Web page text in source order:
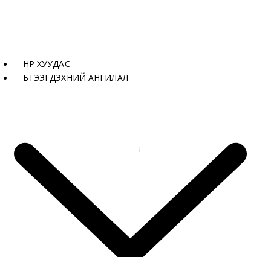
НҮҮР ХУУДАС
БҮТЭЭГДЭХҮҮНИЙ АНГИЛАЛ
Бүтээгдэхүүнүүд RAYA ICE